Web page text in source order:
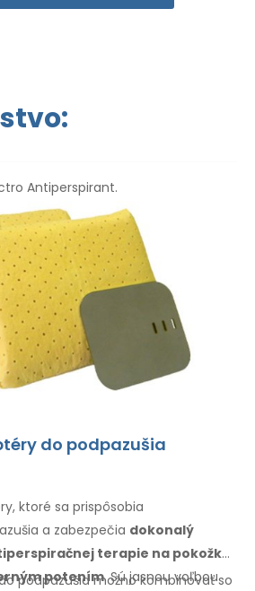
Antiperspirant.
do podpazušia
ktoré sa prispôsobia
a zabezpečia dokonalý
terapie na pokožku
potením. Sú jasnou voľbou
podpazušiamožno kombinovať so